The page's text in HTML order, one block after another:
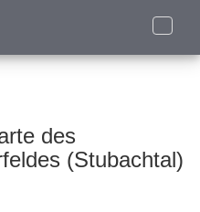
Toggle
des
(Stubachtal)